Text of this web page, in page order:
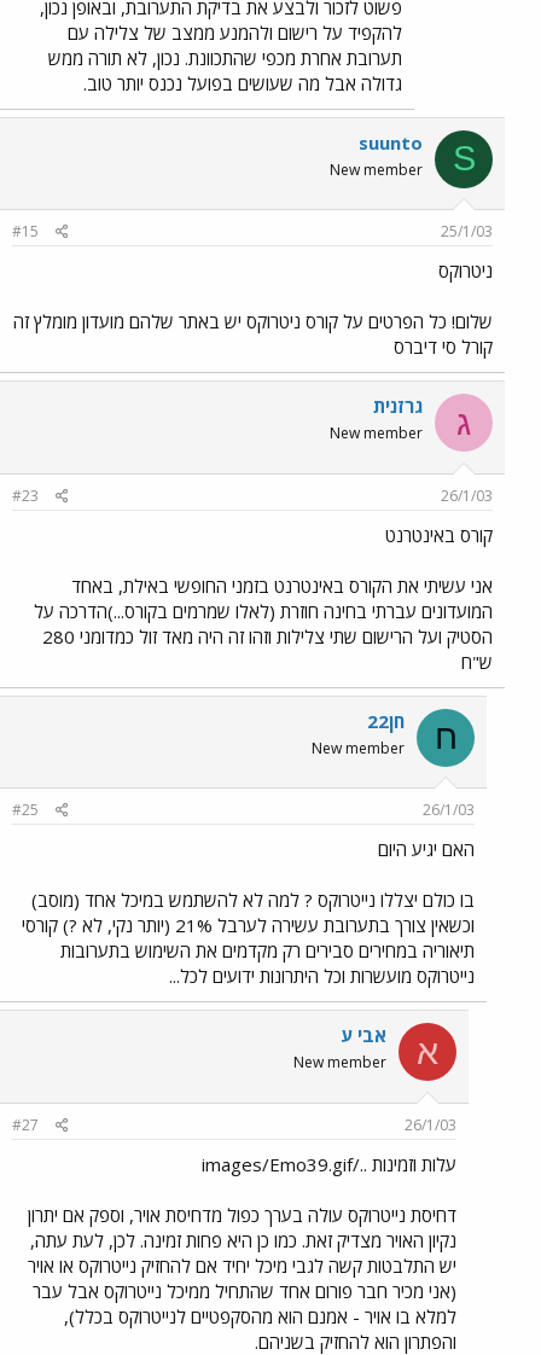
פשוט לזכור ולבצע את בדיקת התערובת, ובאופן נכון,
להקפיד על רישום ולהמנע ממצב של צלילה עם
תערובת אחרת מכפי שהתכוונת. נכון, לא תורה ממש
גדולה אבל מה שעושים בפועל נכנס יותר טוב.
S
suunto
New member
25/1/03
#15
ניטרוקס
שלום! כל הפרטים על קורס ניטרוקס יש באתר שלהם מועדון מומלץ זה
קורל סי דיברס
ג גרזנית
New member
26/1/03
#23
קורס באינטרנט
אני עשיתי את הקורס באינטרנט בזמני החופשי באילת, באחד
המועדונים עברתי בחינה חוזרת (לאלו שמרמים בקורס...)הדרכה על
הסטיק ועל הרישום שתי צלילות וזהו זה היה מאד זול כמדומני 280
ש"ח
ח חן22
New member
26/1/03
#25
האם יגיע היום
בו כולם יצללו נייטרוקס ? למה לא להשתמש במיכל אחד (מוסב)
וכשאין צורך בתערובת עשירה לערבל 21% (יותר נקי, לא ?) קורסי
תיאוריה במחירים סבירים רק מקדמים את השימוש בתערובות
נייטרוקס מועשרות וכל היתרונות ידועים לכל...
א אבי ע
New member
26/1/03
#27
עלות וזמינות ../images/Emo39.gif
דחיסת נייטרוקס עולה בערך כפול מדחיסת אויר, וספק אם יתרון
נקיון האויר מצדיק זאת. כמו כן היא פחות זמינה. לכן, לעת עתה,
יש התלבטות קשה לגבי מיכל יחיד אם להחזיק נייטרוקס או אויר
(אני מכיר חבר פורום אחד שהתחיל ממיכל נייטרוקס אבל עבר
למלא בו אויר - אמנם הוא מהסקפטיים לנייטרוקס בכלל),
והפתרון הוא להחזיק בשניהם.